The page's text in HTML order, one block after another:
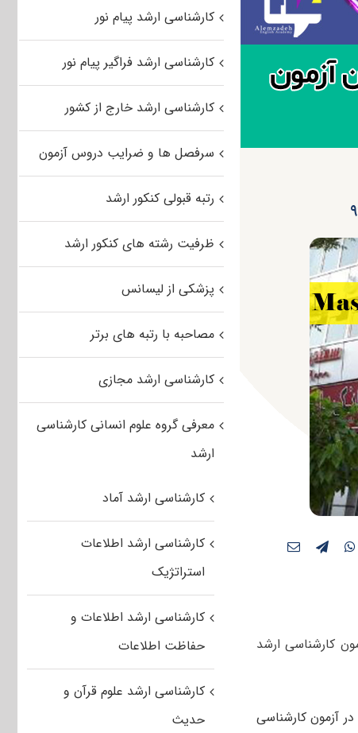
کارشناسی ارشد
آزمون کارشناسی
کارشناسی ارشد پیام نور
کارشناسی ارشد فراگیر پیام نور
کارشناسی ارشد خارج از کشور
سرفصل ها و ضرایب دروس آزمون
رتبه قبولی کنکور ارشد
ظرفیت رشته های کنکور ارشد
پزشکی از لیسانس
مصاحبه با رتبه های برتر
کارشناسی ارشد مجازی
معرفی گروه علوم انسانی کارشناسی
ارشد
کارشناسی ارشد آماد
کارشناسی ارشد اطلاعات
استراتژیک
کارشناسی ارشد اطلاعات و
حفاظت اطلاعات
کارشناسی ارشد علوم قرآن و
حدیث